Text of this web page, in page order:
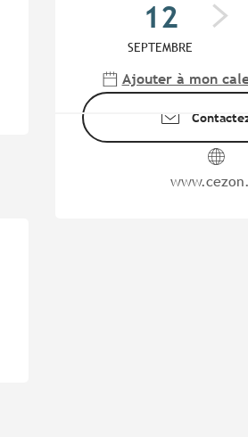
12
SEPTEMBRE
Ajouter à mon